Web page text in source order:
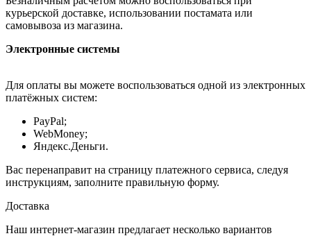
курьерской доставке, использовании постамата или
самовывоза из магазина.
Электронные системы
Для оплаты вы можете воспользоваться одной из электронных
платёжных систем:
PayPal;
WebMoney;
Яндекс.Деньги.
Вас перенаправит на страницу платежного сервиса, следуя
инструкциям, заполните правильную форму.
Доставка
Наш интернет-магазин предлагает несколько вариантов